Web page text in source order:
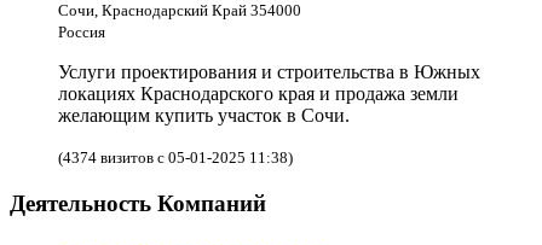
Сочи, Краснодарский Край 354000
Россия
Услуги проектирования и строительства в Южных
локациях Краснодарского края и продажа земли
желающим купить участок в Сочи.
(4374 визитов с 05-01-2025 11:38)
Деятельность Компаний